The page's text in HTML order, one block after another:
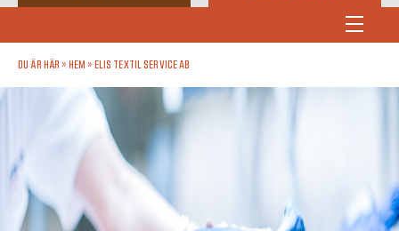
DU ÄR HÄR » HEM » ELIS TEXTIL SERVICE AB